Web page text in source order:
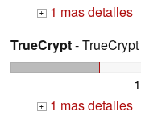
+ 1 mas detalles
TrueCrypt-
+ 1 mas detalles